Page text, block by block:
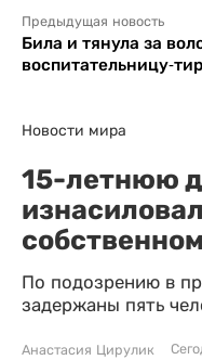
Предыдущая новость
Била и тянула за
воспитательницу-
Новости мира
15-летнюю
По подозрению в
задержаны пять
Анастасия Цирулик